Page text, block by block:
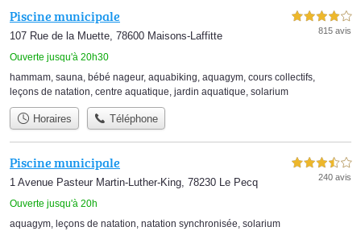
Piscine municipale
107 Rue de la Muette, 78600 Maisons-Laffitte
Ouverte jusqu'à 20h30
4,0 étoiles sur 5
815 avis
hammam, sauna, bébé nageur, aquabiking, aquagym, cours collectifs,
leçons de natation, centre aquatique, jardin aquatique, solarium
Horaires Téléphone
Piscine municipale
1 Avenue Pasteur Martin-Luther-King, 78230 Le Pecq
Ouverte jusqu'à 20h
3,5 étoiles sur 5
240 avis
aquagym, leçons de natation, natation synchronisée, solarium